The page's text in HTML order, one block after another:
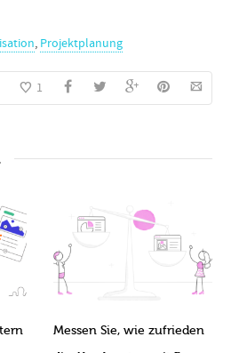
, Projektplanung
1
Messen Sie, wie zufrieden